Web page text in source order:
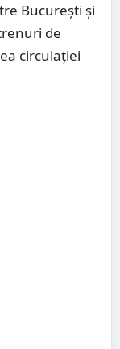
București și
de
circulației